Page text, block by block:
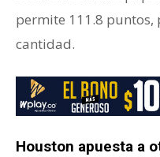
permite 111.8 puntos,
cantidad.
Houston apuesta a